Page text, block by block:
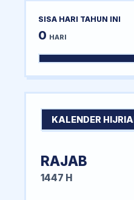
SISA HARI TAHUN INI
0 HARI
KALENDER
RAJAB
1447 H